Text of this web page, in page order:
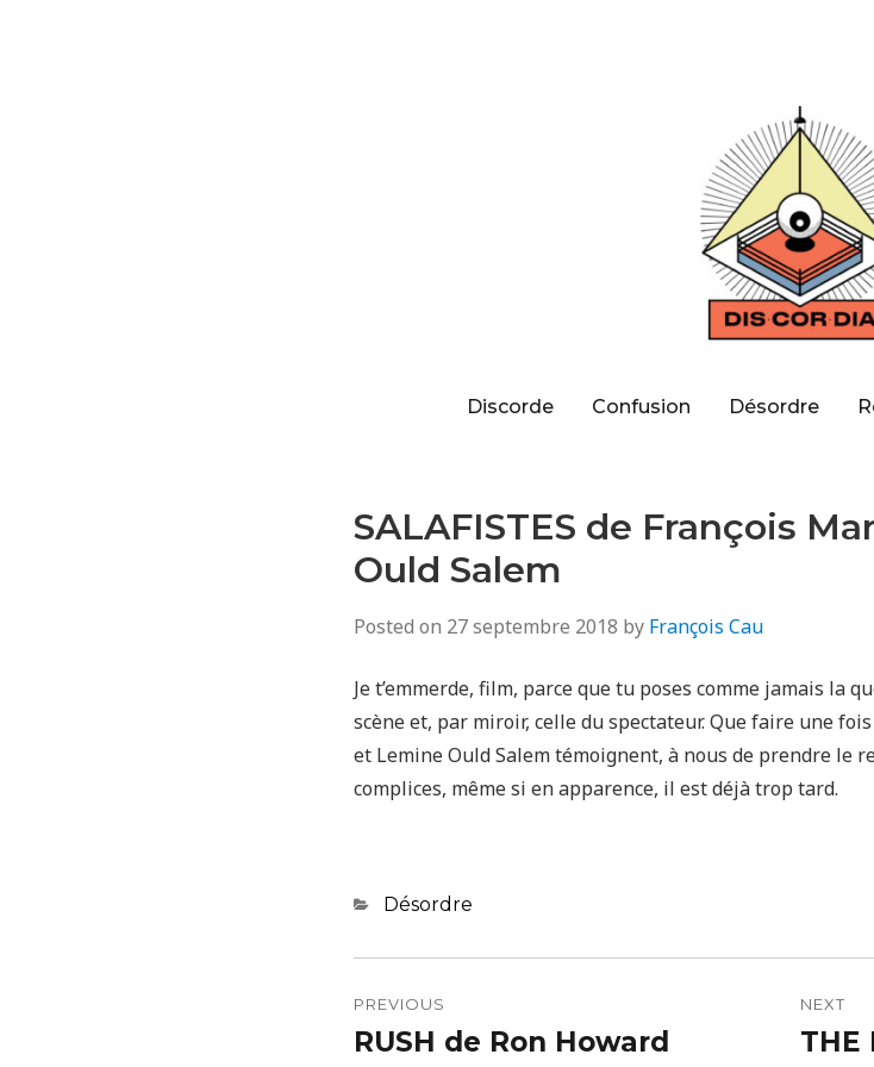
Discorde Confusion Désordre
SALAFISTES de François
Ould Salem
Posted on 27 septembre 2018 by François Cau
Je t’emmerde, film, parce que tu poses comme jamais la
scène et, par miroir, celle du spectateur. Que faire une
et Lemine Ould Salem témoignent, à nous de prendre le
complices, même si en apparence, il est déjà trop tard.
Categories
Désordre
de
l’article
PREVIOUS
Previous
RUSH de Ron Howard
NEXT
Next
THE